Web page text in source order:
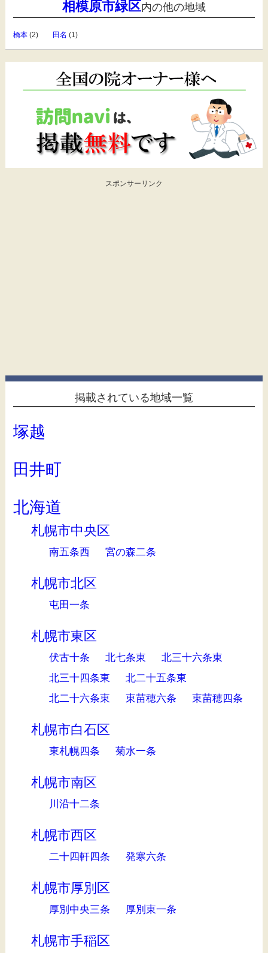
相模原市緑区内の他の地域
橋本(2) 田名 (1)
スポンサーリンク
掲載されている地域一覧
塚越
田井町
北海道
札幌市中央区
南五条西 宮の森二条
札幌市北区
屯田一条
札幌市東区
伏古十条 北七条東
北三十六条東
北三十四条東
北二十五条東
北二十六条東
東苗穂六条 東苗穂四条
札幌市白石区
東札幌四条 菊水一条
札幌市南区
川沿十二条
札幌市西区
二十四軒四条 発寒六条
札幌市厚別区
厚別中央三条 厚別東一条
札幌市手稲区